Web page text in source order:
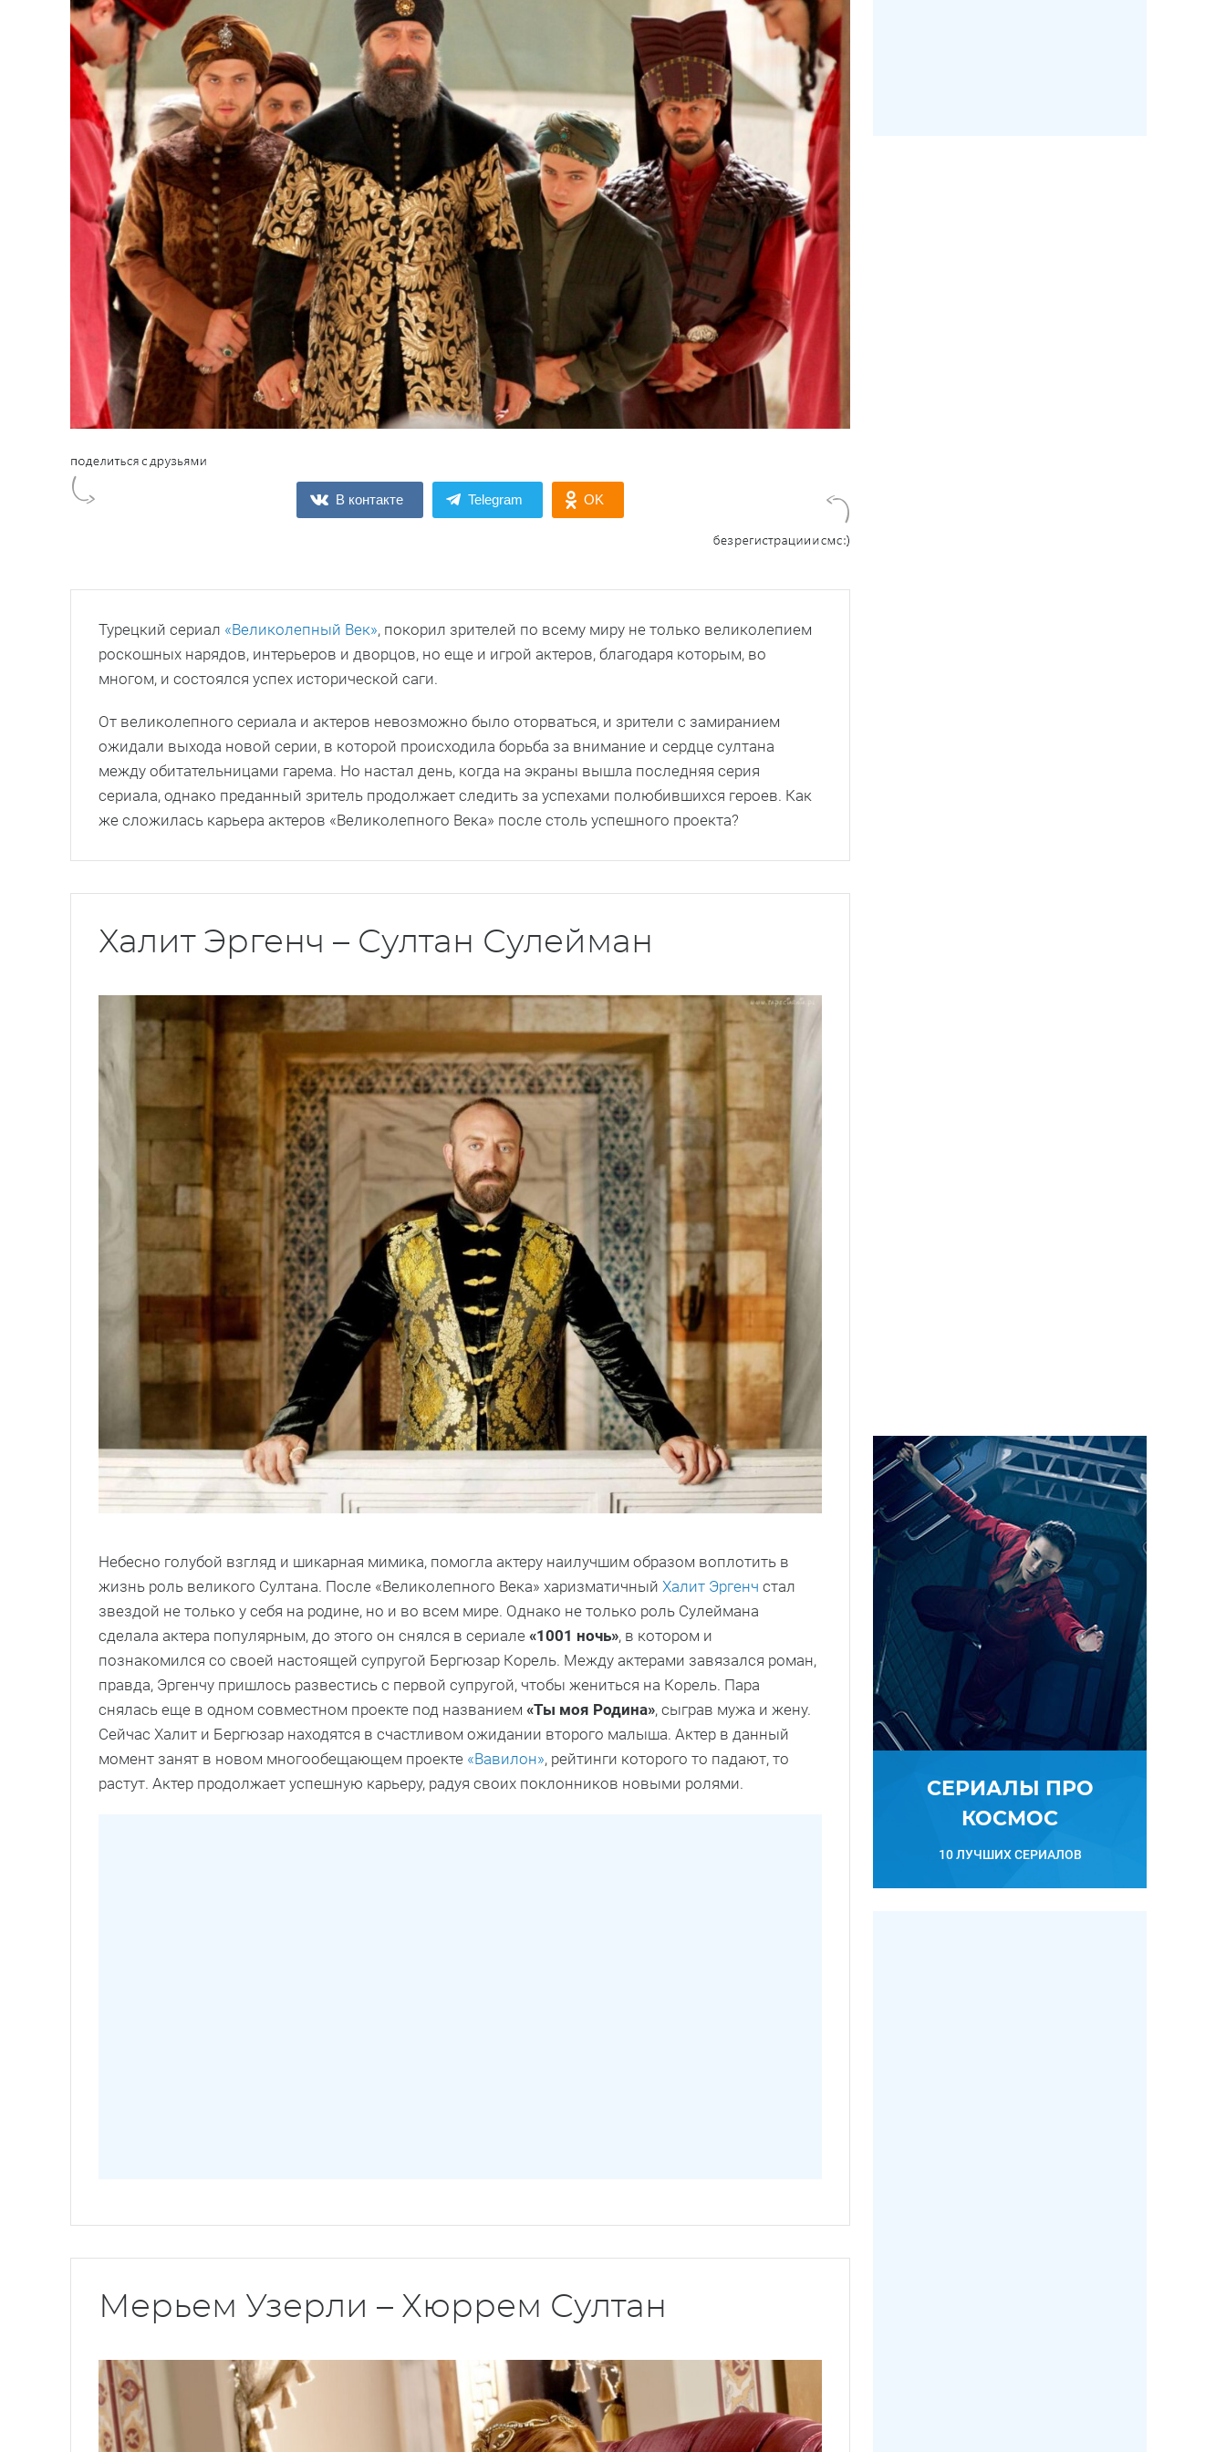
В контакте Telegram OK
Турецкий сериал «Великолепный Век», покорил зрителей по всему миру не только великолепием
роскошных нарядов, интерьеров и дворцов, но еще и игрой актеров, благодаря которым, во
многом, и состоялся успех исторической саги.
От великолепного сериала и актеров невозможно было оторваться, и зрители с замиранием
ожидали выхода новой серии, в которой происходила борьба за внимание и сердце султана
между обитательницами гарема. Но настал день, когда на экраны вышла последняя серия
сериала, однако преданный зритель продолжает следить за успехами полюбившихся героев. Как
же сложилась карьера актеров «Великолепного Века» после столь успешного проекта?
Халит Эргенч – Султан Сулейман
Небесно голубой взгляд и шикарная мимика, помогла актеру наилучшим образом воплотить в
жизнь роль великого Султана. После «Великолепного Века» харизматичный Халит Эргенч стал
звездой не только у себя на родине, но и во всем мире. Однако не только роль Сулеймана
сделала актера популярным, до этого он снялся в сериале «1001 ночь», в котором и
познакомился со своей настоящей супругой Бергюзар Корель. Между актерами завязался роман,
правда, Эргенчу пришлось развестись с первой супругой, чтобы жениться на Корель. Пара
снялась еще в одном совместном проекте под названием «Ты моя Родина», сыграв мужа и жену.
Сейчас Халит и Бергюзар находятся в счастливом ожидании второго малыша. Актер в данный
момент занят в новом многообещающем проекте «Вавилон», рейтинги которого то падают, то
растут. Актер продолжает успешную карьеру, радуя своих поклонников новыми ролями.
Мерьем Узерли – Хюррем Султан
СЕРИАЛЫ ПРО
КОСМОС
10 ЛУЧШИХ СЕРИАЛОВ